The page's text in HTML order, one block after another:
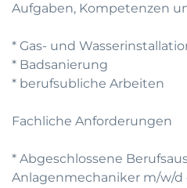
Aufgaben, Kompetenzen
* Gas- und
* Badsanierung
* berufsubliche Arbeiten
Fachliche Anforderungen
* Abgeschlossene
Anlagenmechaniker m/w/d